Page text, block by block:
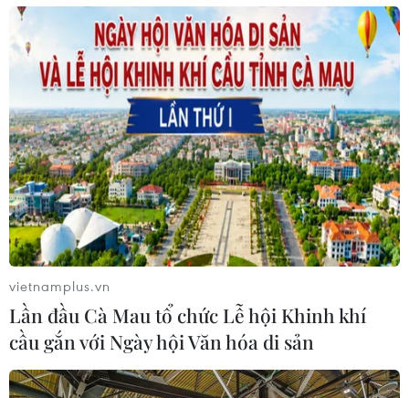
vietnamplus.vn
Lần đầu Cà Mau tổ chức Lễ hội Khinh khí
cầu gắn với Ngày hội Văn hóa di sản